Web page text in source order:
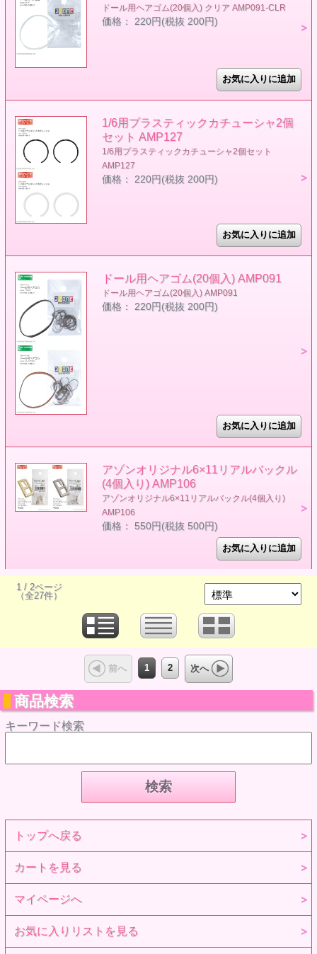
ドール用ヘアゴム(20個入) クリア AMP091-CLR
価格： 220円(税抜 200円)
1/6用プラスティックカチューシャ2個
セット AMP127
1/6用プラスティックカチューシャ2個セット
AMP127
価格： 220円(税抜 200円)
ドール用ヘアゴム(20個入) AMP091
ドール用ヘアゴム(20個入) AMP091
価格： 220円(税抜 200円)
アゾンオリジナル6×11リアルバックル
(4個入り) AMP106
アゾンオリジナル6×11リアルバックル(4個入り)
AMP106
価格： 550円(税抜 500円)
1 / 2ページ
（全27件）
前へ 1 2 次へ
商品検索
キーワード検索
トップへ戻る
カートを見る
マイページへ
お気に入りリストを見る